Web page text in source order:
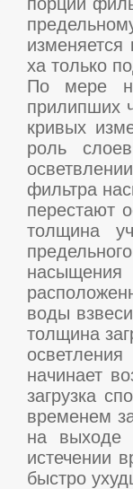
изменяется
ха только
По мере
прилипших
кривых
роль
фильтра
перестают
толщина
воды
толщина
начинает
загрузка
временем
на выходе
истечении
быстро